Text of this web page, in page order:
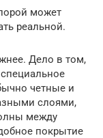
может
реальной.
Дело в том,
четные и
слоями,
между
покрытие